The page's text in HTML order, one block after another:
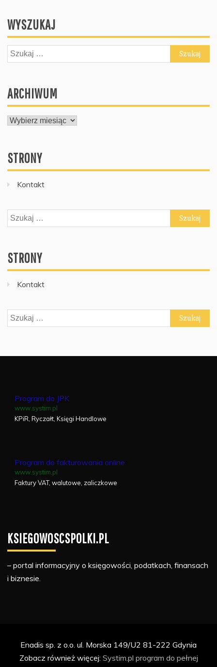
WYSZUKAJ
Szukaj:
ARCHIWUM
ARCHIWUM
STRONY
Kontakt
Szukaj:
STRONY
Kontakt
Szukaj:
Program do JPK
www.systim.pl
KPiR, Ryczałt, Księgi Handlowe
Program do fakturowania online
www.systim.pl
Faktury VAT, walutowe, zaliczkowe
KSIEGOWOSCSPOLKI.PL
– portal informacyjny o księgowości, podatkach, finansach
i biznesie.
Enadis sp. z o.o. ul. Morska 149/U2 81-222 Gdynia
Zobacz również więcej: Systim.pl program do pełnej